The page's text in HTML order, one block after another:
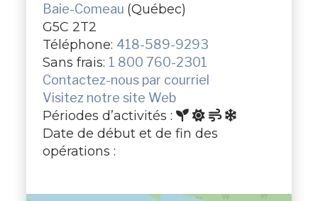
Baie-Comeau (Québec)
G5C 2T2
Téléphone: 418-589-9293
Sans frais: 1 800 760-2301
Contactez-nous par courriel
Visitez notre site Web
Périodes d’activités :
Date de début et de fin des
opérations :